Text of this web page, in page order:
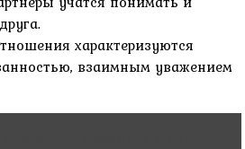
характеризуются
взаимным уважением